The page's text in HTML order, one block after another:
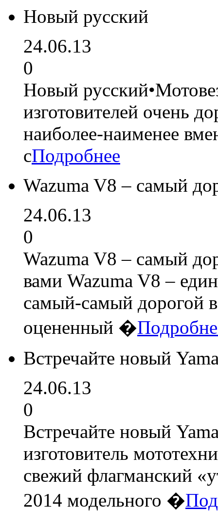
Новый русский
24.06.13
0
Новый
изготовителей очень
наиболее-наименее
сПодробнее
Wazuma V8 – самый
24.06.13
0
Wazuma V8 – самый
вами Wazuma V8 –
самый-самый дорогой
оцененный �
Встречайте новый
24.06.13
0
Встречайте новый
изготовитель
свежий флагманский
2014 модельного �